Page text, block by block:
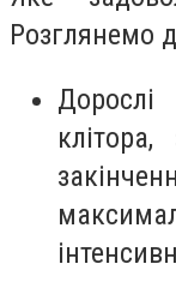
Розглянемо